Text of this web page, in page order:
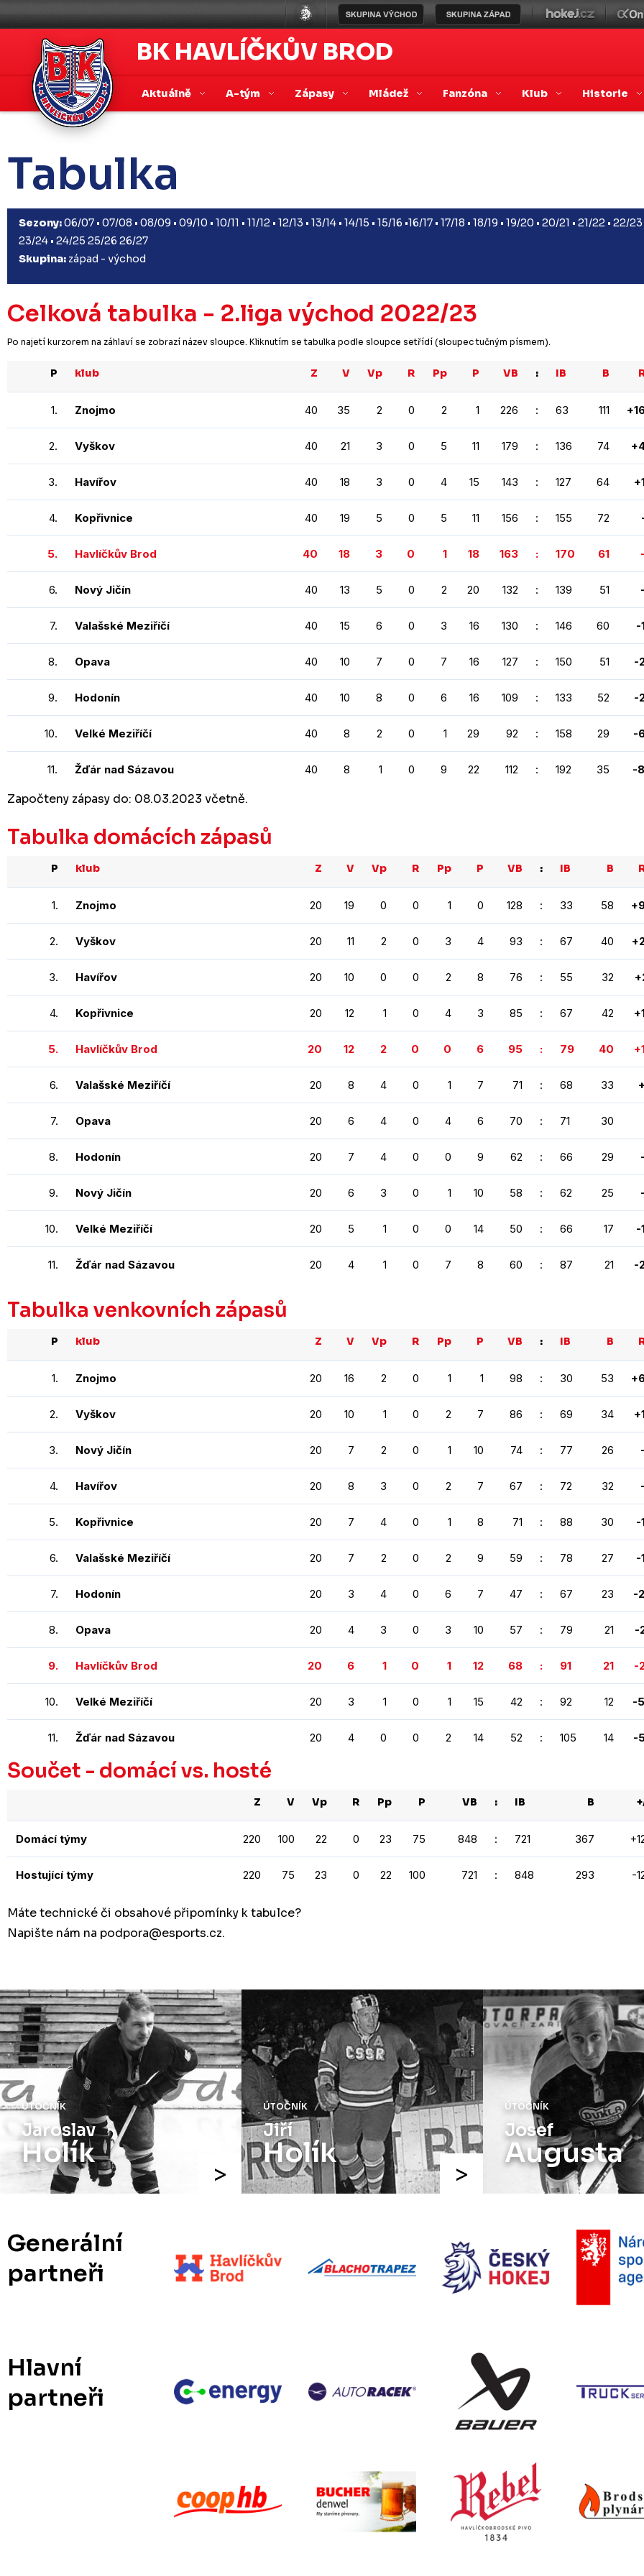
BK HAVLÍČKŮV BROD
Aktuálně A-tým Zápasy Mládež Fanzóna Klub Historie
Tabulka
Sezony:06/07 • 07/08 • 08/09 • 09/10 • 10/11 • 11/12 • 12/13 • 13/14 • 14/15 • 15/16 •16/17 • 17/18 • 18/19 • 19/20 • 20/21 • 21/22 • 22/23
23/24 • 24/25 25/26 26/27
Skupina: západ - východ
Celková tabulka - 2.liga východ 2022/23
Po najetí kurzorem na záhlaví se zobrazí název sloupce. Kliknutím se tabulka podle sloupce setřídí (sloupec tučným písmem).
P klub Z V Vp R Pp P VB : IB B
1. Znojmo 40 35 2 0 2 1 226 : 63 111
2. Vyškov 40 21 3 0 5 11 179 : 136 74
3. Havířov 40 18 3 0 4 15 143 : 127 64
4. Kopřivnice 40 19 5 0 5 11 156 : 155 72
5. Havlíčkův Brod 40 18 3 0 1 18 163 : 170 61
6. Nový Jičín 40 13 5 0 2 20 132 : 139 51
7. Valašské Meziříčí 40 15 6 0 3 16 130 : 146 60 -
8. Opava 40 10 7 0 7 16 127 : 150 51 -
9. Hodonín 40 10 8 0 6 16 109 : 133 52 -
10. Velké Meziříčí 40 8 2 0 1 29 92 : 158 29 -
11. Žďár nad Sázavou 40 8 1 0 9 22 112 : 192 35 -
Započteny zápasy do: 08.03.2023 včetně.
Tabulka domácích zápasů
P klub Z V Vp R Pp P VB : IB B
1. Znojmo 20 19 0 0 1 0 128 : 33 58
2. Vyškov 20 11 2 0 3 4 93 : 67 40
3. Havířov 20 10 0 0 2 8 76 : 55 32
4. Kopřivnice 20 12 1 0 4 3 85 : 67 42
5. Havlíčkův Brod 20 12 2 0 0 6 95 : 79 40
6. Valašské Meziříčí 20 8 4 0 1 7 71 : 68 33
7. Opava 20 6 4 0 4 6 70 : 71 30
8. Hodonín 20 7 4 0 0 9 62 : 66 29
9. Nový Jičín 20 6 3 0 1 10 58 : 62 25
10. Velké Meziříčí 20 5 1 0 0 14 50 : 66 17 -
11. Žďár nad Sázavou 20 4 1 0 7 8 60 : 87 21 -
Tabulka venkovních zápasů
P klub Z V Vp R Pp P VB : IB B
1. Znojmo 20 16 2 0 1 1 98 : 30 53
2. Vyškov 20 10 1 0 2 7 86 : 69 34
3. Nový Jičín 20 7 2 0 1 10 74 : 77 26
4. Havířov 20 8 3 0 2 7 67 : 72 32
5. Kopřivnice 20 7 4 0 1 8 71 : 88 30 -
6. Valašské Meziříčí 20 7 2 0 2 9 59 : 78 27 -
7. Hodonín 20 3 4 0 6 7 47 : 67 23 -
8. Opava 20 4 3 0 3 10 57 : 79 21 -
9. Havlíčkův Brod 20 6 1 0 1 12 68 : 91 21 -
10. Velké Meziříčí 20 3 1 0 1 15 42 : 92 12 -
11. Žďár nad Sázavou 20 4 0 0 2 14 52 : 105 14 -
Součet - domácí vs. hosté
Z V Vp R Pp P VB : IB B
Domácí týmy 220 100 22 0 23 75 848 : 721 367
Hostující týmy 220 75 23 0 22 100 721 : 848 293 -
Máte technické či obsahové připomínky k tabulce?
Napište nám na podpora@esports.cz.
ÚTOČNÍK
Jaroslav
Holík
ÚTOČNÍK
Jiří
Holík
ÚTOČNÍK
Josef
Augusta
Generální
partneři
Hlavní
partneři